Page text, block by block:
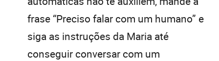
frase “Preciso falar com um humano” e
siga as instruções da Maria até
conseguir conversar com um